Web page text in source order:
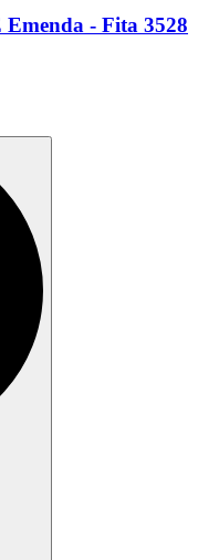
Emenda - Fita 3528